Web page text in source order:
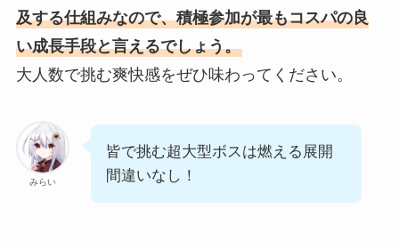
及する仕組みなので、積極参加が最もコスパの良
い成長手段と言えるでしょう。
大人数で挑む爽快感をぜひ味わってください。
みらい
皆で挑む超大型ボスは燃える展開
間違いなし！